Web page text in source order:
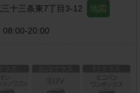
十三条東7丁目3-12 地図
08:00-20:00